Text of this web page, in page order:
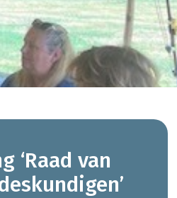
‘Raad van